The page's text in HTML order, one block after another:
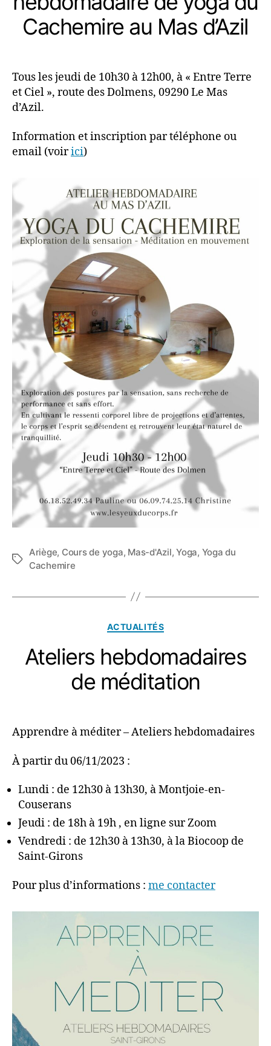
Cachemire au Mas d’Azil
Tous les jeudi de 10h30 à 12h00, à « Entre Terre
et Ciel », route des Dolmens, 09290 Le Mas
d’Azil.
Information et inscription par téléphone ou
email (voirici)
Étiquettes
Ariège, Cours de yoga, Mas-d'Azil,Yoga, Yoga du
Cachemire
Catégories
ACTUALITÉS
Ateliers hebdomadaires
de méditation
Apprendre à méditer – Ateliers hebdomadaires
À partir du 06/11/2023 :
Lundi : de 12h30 à 13h30, à Montjoie-en-
Couserans
Jeudi : de 18h à 19h , en ligne sur Zoom
Vendredi : de 12h30 à 13h30, à la Biocoop de
Saint-Girons
Pour plus d’informations : me contacter